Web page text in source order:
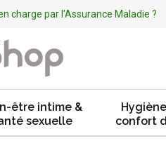
charge par l'Assurance Maladie ?
être intime &
sexuelle
confort